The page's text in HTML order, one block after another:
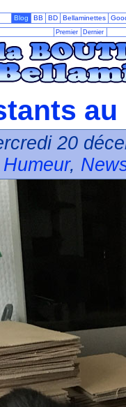
Blog BB BD Bellaminettes
Premier Dernier
20
Humeur,